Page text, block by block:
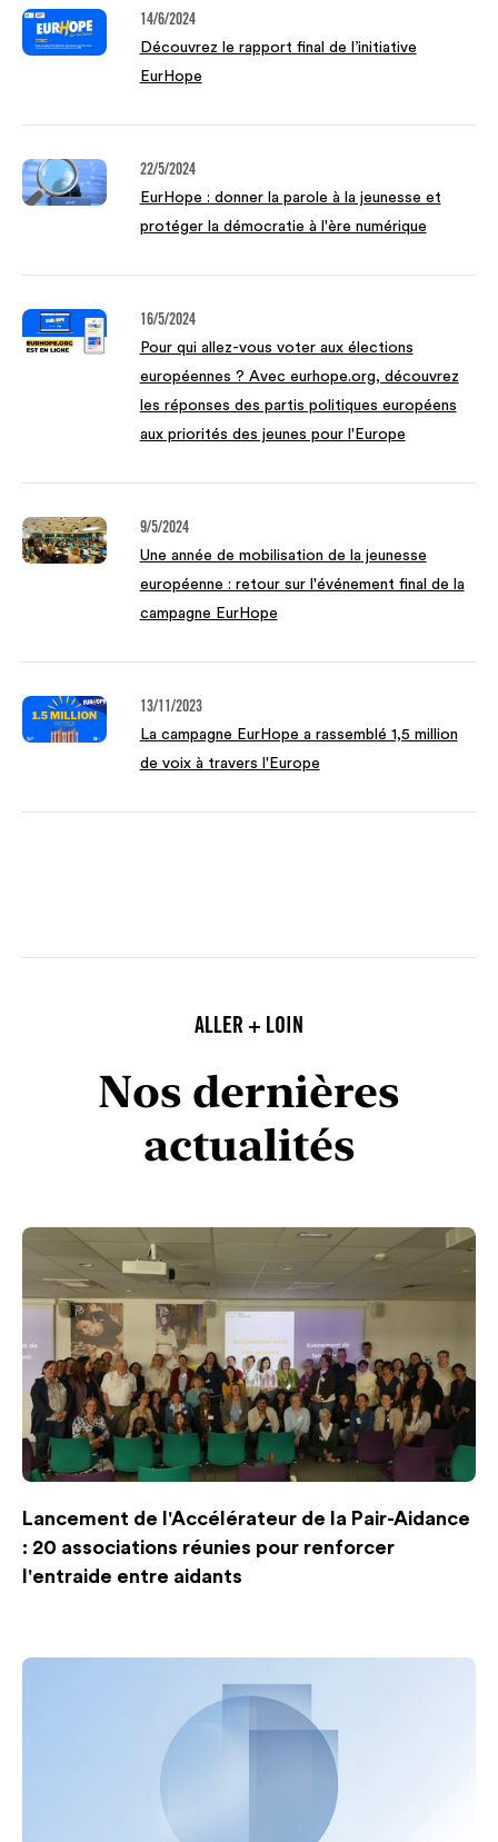
14/6/2024
Découvrez le rapport final de l’initiative
EurHope
22/5/2024
EurHope : donner la parole à la jeunesse et
protéger la démocratie à l'ère numérique
16/5/2024
Pour qui allez-vous voter aux élections
européennes ? Avec eurhope.org, découvrez
les réponses des partis politiques européens
aux priorités des jeunes pour l'Europe
9/5/2024
Une année de mobilisation de la jeunesse
européenne : retour sur l'événement final de la
campagne EurHope
13/11/2023
La campagne EurHope a rassemblé 1,5 million
de voix à travers l'Europe
ALLER + LOIN
Nos dernières
actualités
Lancement de l'Accélérateur de la Pair-Aidance
: 20 associations réunies pour renforcer
l'entraide entre aidants